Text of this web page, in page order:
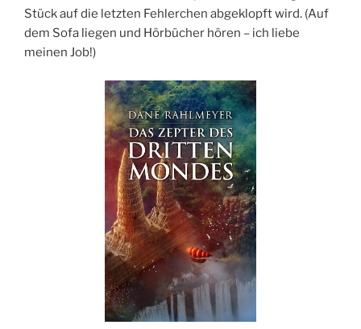
Stück auf die letzten Fehlerchen abgeklopft wird. (Auf
dem Sofa liegen und Hörbücher hören – ich liebe
meinen Job!)